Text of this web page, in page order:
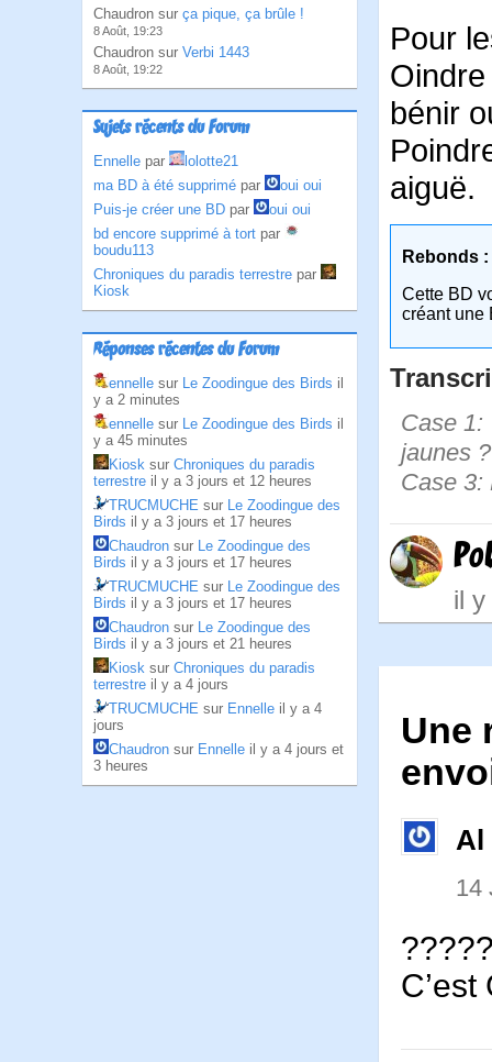
Chaudron sur ça pique, ça brûle !
8 Août, 19:23
Chaudron sur Verbi 1443
8 Août, 19:22
Sujets récents du Forum
Ennelle par
lolotte21
ma BD à été supprimé par
oui oui
Puis-je créer une BD par
oui oui
bd encore supprimé à tort par
boudu113
Chroniques du paradis terrestre par
Kiosk
Réponses récentes du Forum
ennelle sur Le Zoodingue des Birds il
y a 2 minutes
ennelle sur Le Zoodingue des Birds il
y a 45 minutes
Kiosk sur Chroniques du paradis
terrestre il y a 3 jours et 12 heures
TRUCMUCHE sur Le Zoodingue des
Birds il y a 3 jours et 17 heures
Chaudron sur Le Zoodingue des
Birds il y a 3 jours et 17 heures
TRUCMUCHE sur Le Zoodingue des
Birds il y a 3 jours et 17 heures
Chaudron sur Le Zoodingue des
Birds il y a 3 jours et 21 heures
Kiosk sur Chroniques du paradis
terrestre il y a 4 jours
TRUCMUCHE sur Ennelle il y a 4
jours
Chaudron sur Ennelle il y a 4 jours et
3 heures
Pour
bénir
aiguë.
Rebonds :
Cette BD
créant une
Case 1:
jaunes
Case 3:
il
Une
Al
14
C’est